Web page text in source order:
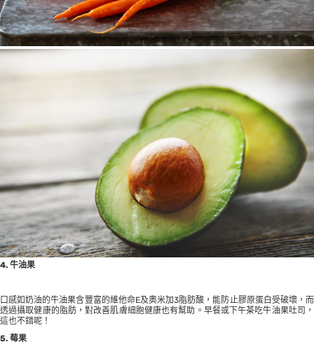
4. 牛油果
口感如奶油的牛油果含豐富的維他命E及奧米加3脂肪酸，能防止膠原蛋白受破壞，而
透過攝取健康的脂肪，對改善肌膚細胞健康也有幫助。早餐或下午茶吃牛油果吐司，
這也不錯呢！
5. 莓果